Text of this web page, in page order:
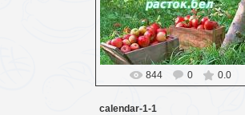
Probozd
844 0 0.0
calendar-1-1